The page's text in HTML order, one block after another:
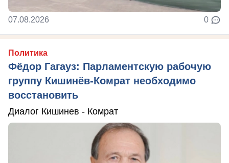
07.08.2026 0
Политика
Фёдор Гагауз: Парламентскую рабочую
группу Кишинёв-Комрат необходимо
восстановить
Диалог Кишинев - Комрат